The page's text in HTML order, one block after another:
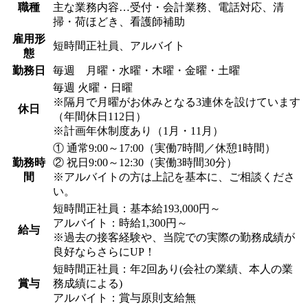
職種
主な業務内容…受付・会計業務、電話対応、清
掃・荷ほどき、看護師補助
雇用形
態
短時間正社員、アルバイト
勤務日 毎週 月曜・水曜・木曜・金曜・土曜
休日
毎週 火曜・日曜
※隔月で月曜がお休みとなる3連休を設けています
（年間休日112日）
※計画年休制度あり（1月・11月）
勤務時
間
① 通常9:00～17:00（実働7時間／休憩1時間）
② 祝日9:00～12:30（実働3時間30分）
※アルバイトの方は上記を基本に、ご相談くださ
い。
給与
短時間正社員：基本給193,000円～
アルバイト：時給1,300円～
※過去の接客経験や、当院での実際の勤務成績が
良好ならさらにUP！
賞与
短時間正社員：年2回あり(会社の業績、本人の業
務成績による)
アルバイト：賞与原則支給無